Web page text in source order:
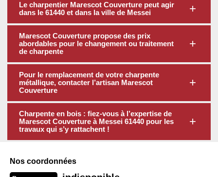
Le charpentier Marescot Couverture peut agir
dans le 61440 et dans la ville de Messei
Marescot Couverture propose des prix
abordables pour le changement ou traitement
de charpente
Pour le remplacement de votre charpente
métallique, contacter l’artisan Marescot
Couverture
Charpente en bois : fiez-vous à l’expertise de
Marescot Couverture à Messei 61440 pour les
travaux qui s’y rattachent !
Nos coordonnées